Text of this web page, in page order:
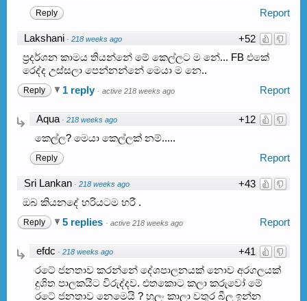
Report
Reply
+52
Lakshani · 218 weeks ago
ප්‍රදර්ශන කාමය තියන්නේ මේ කෙල්ලට ම නේ... FB එකේ
රෙද්ද උස්සලා පෙන්නන්නේ මෙයා ම නෙ..
Report
Reply 1 reply · active 218 weeks ago
+12
Aqua · 218 weeks ago
කෙල්ල? මෙයා කෙල්ලක් නම්.....
Report
Reply
+43
Sri Lankan · 218 weeks ago
ඔබ කියනදේ හරියටම හරී .
Report
Reply 5 replies · active 218 weeks ago
+41
efdc · 218 weeks ago
රටේ ජනතාව කරන්නේ දේශපාලනයක් නොව අරගලයක්
දුශිත පාලකයිට විරුද්දව. එතකොට කලා කරුවෝ මේ
රටේ ජනතාව නෙමෙයි ? හුලං කාලා වතුර බීල ඉන්න